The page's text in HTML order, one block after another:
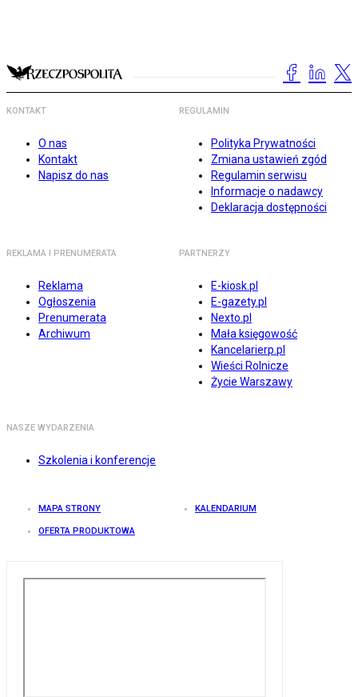
KONTAKT
O nas
Kontakt
Napisz do nas
REGULAMIN
Polityka Prywatności
Zmiana ustawień zgód
Regulamin serwisu
Informacje o nadawcy
Deklaracja dostępności
REKLAMA I PRENUMERATA
Reklama
Ogłoszenia
Prenumerata
Archiwum
PARTNERZY
E-kiosk.pl
E-gazety.pl
Nexto.pl
Mała księgowość
Kancelarierp.pl
Wieści Rolnicze
Życie Warszawy
NASZE WYDARZENIA
Szkolenia i konferencje
MAPA STRONY KALENDARIUM
OFERTA PRODUKTOWA